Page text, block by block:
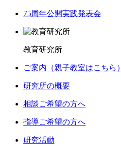
75周年公開実践発表会
教育研究所
ご案内（親子教室はこちら）
研究所の概要
相談ご希望の方へ
指導ご希望の方へ
研究活動